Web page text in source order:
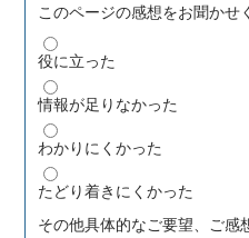
このページの感想をお聞かせ
役に立った
情報が足りなかった
わかりにくかった
たどり着きにくかった
その他具体的なご要望、ご感